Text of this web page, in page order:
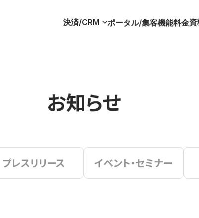
決済/CRM ポータル/集客機能料金資
お知らせ
プレスリリース イベント・セミナー